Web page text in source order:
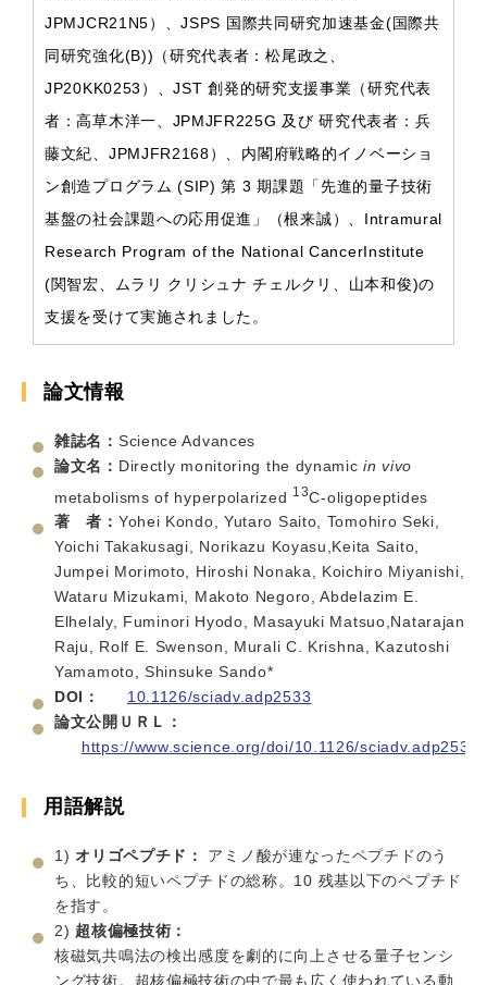
Program of the National CancerInstitute (関智宏、
ムラリ クリシュナ チェルクリ、山本和俊)の支援を受けて実
施されました。
論文情報
雑誌名： Science Advances
Directly monitoring the dynamic
metabolisms of hyperpolarized 13
著 者： Yohei Kondo, Yutaro Saito, Tomohiro Seki,
Yoichi Takakusagi, Norikazu Koyasu,Keita Saito,
Jumpei Morimoto, Hiroshi Nonaka, Koichiro
Abdelazim E. Elhelaly, Fuminori Hyodo, Masayuki
Krishna, Kazutoshi Yamamoto, Shinsuke Sando*
DOI：
10.1126/sciadv.adp2533
論文公開ＵＲＬ：
https://www.science.org/doi/10.1126/
用語解説
1)オリゴペプチド：アミノ酸が連なったペプチドのうち、比較
的短いペプチドの総称。10 残基以下のペプチドを指す。
2)超核偏極技術：
核磁気共鳴法の検出感度を劇的に向上させる量子センシン
グ技術。超核偏極技術の中で最も広く使われている動的核偏
極法では、核磁気共鳴法の検出対象となる安定同位体で標
分子をガラス状態の溶媒中で混合し、極低温・高磁場下にて
上した超高感度化状態を作り出す。
3)
分子プローブ：分子の置かれた周辺環境やその変化、化
学反応などを引き金として、シグナルを変化させる分子。
4) 核磁気共鳴法：
外部磁場中の核スピンに対してラジオ波を照射することによ
り核スピンの置かれた環境に関する情報を取得する技術。